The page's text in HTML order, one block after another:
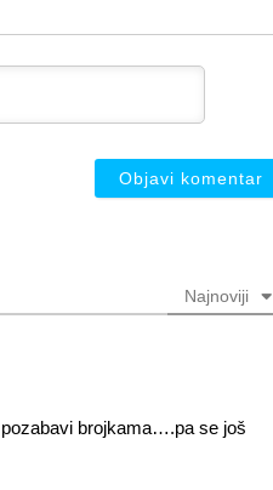
Najnoviji
brojkama….pa se još